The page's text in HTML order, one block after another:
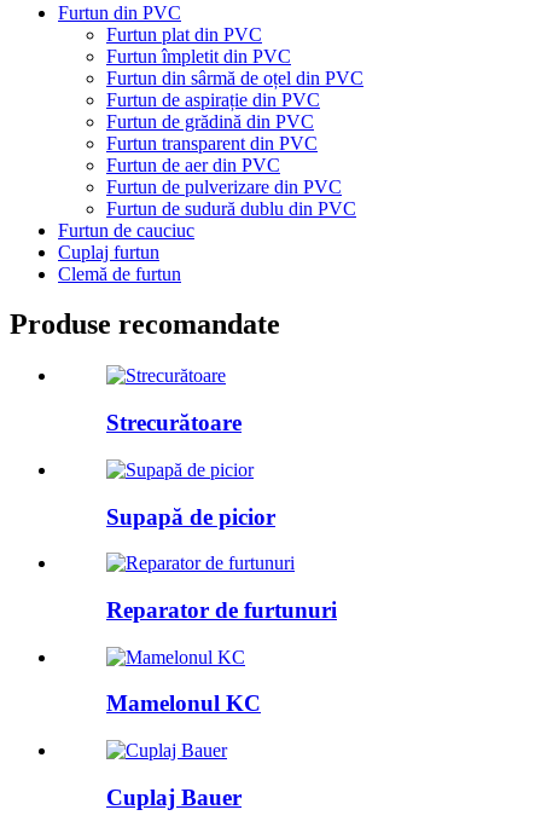
Furtun din PVC
Furtun plat din PVC
Furtun împletit din PVC
Furtun din sârmă de oțel din PVC
Furtun de aspirație din PVC
Furtun de grădină din PVC
Furtun transparent din PVC
Furtun de aer din PVC
Furtun de pulverizare din PVC
Furtun de sudură dublu din PVC
Furtun de cauciuc
Cuplaj furtun
Clemă de furtun
Produse recomandate
Strecurătoare
Supapă de picior
Reparator de furtunuri
Mamelonul KC
Cuplaj Bauer